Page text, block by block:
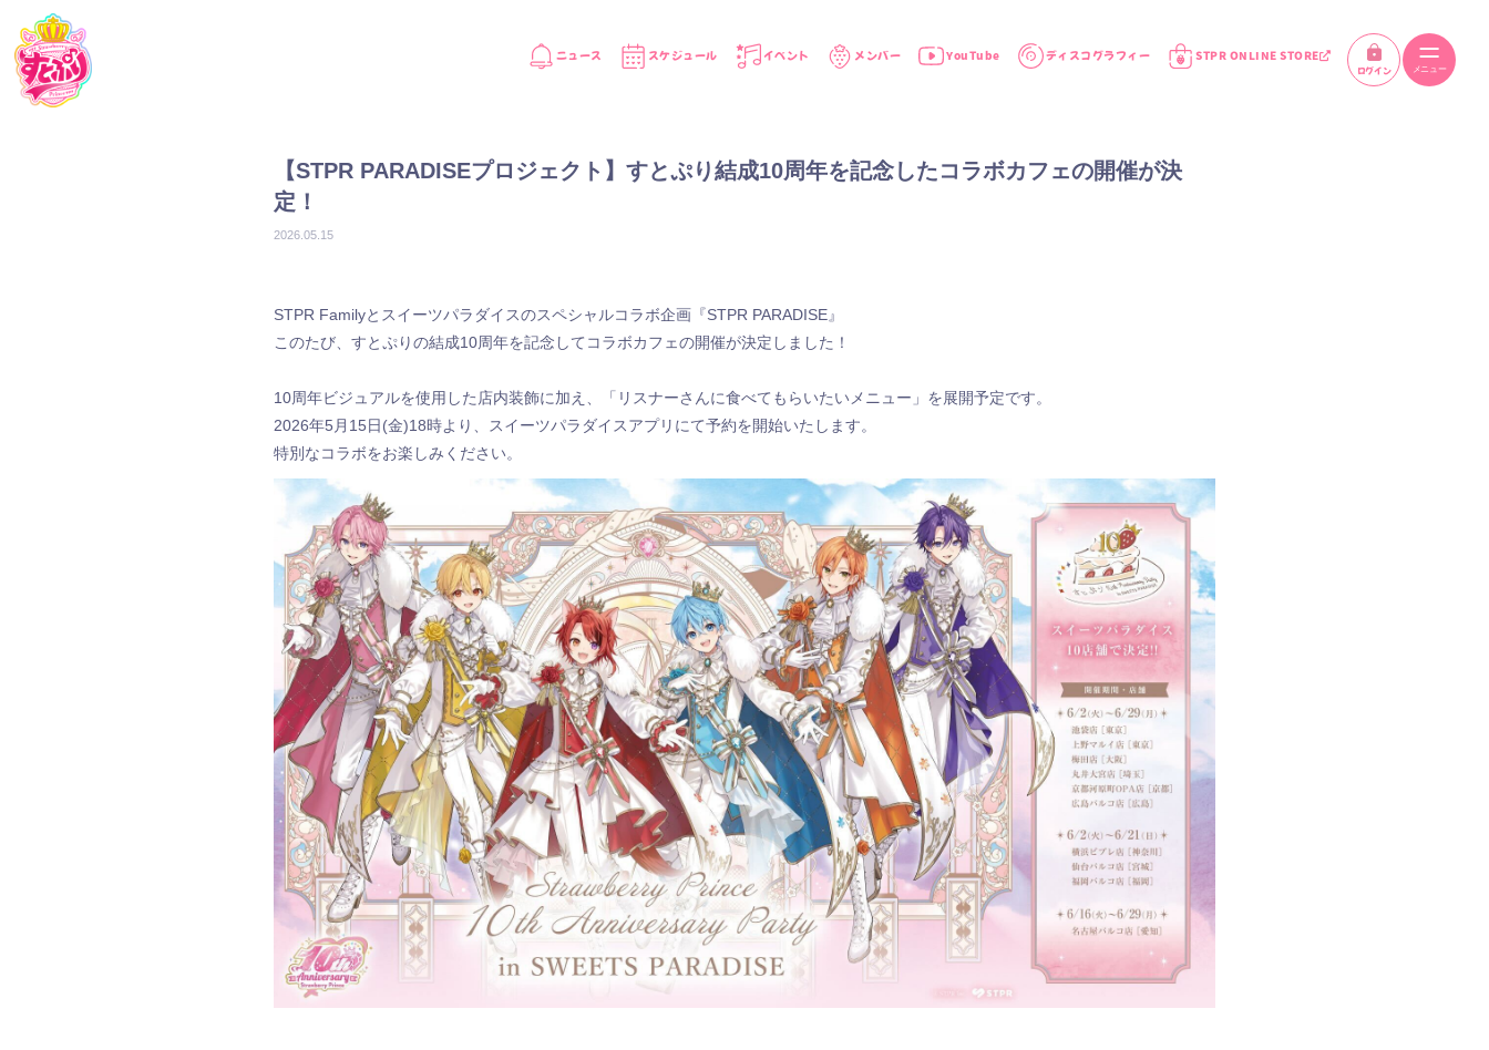
ニュース スケジュール イベント メンバー YouTube ディスコグラフィー STPR ONLINE STORE
ログイン
【STPR PARADISEプロジェクト】すとぷり結成10周年を記念したコラボカフェの開催が決
定！
2026.05.15
STPR Familyとスイーツパラダイスのスペシャルコラボ企画『STPR PARADISE』
このたび、すとぷりの結成10周年を記念してコラボカフェの開催が決定しました！
10周年ビジュアルを使用した店内装飾に加え、「リスナーさんに食べてもらいたいメニュー」を展開予定です。
2026年5月15日(金)18時より、スイーツパラダイスアプリにて予約を開始いたします。
特別なコラボをお楽しみください。